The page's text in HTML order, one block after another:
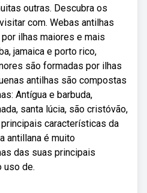
outras. Descubra os
com. Webas antilhas
ilhas maiores e mais
jamaica e porto rico,
são formadas por ilhas
antilhas são compostas
Antígua e barbuda,
santa lúcia, são cristóvão,
características da
antillana é muito
das suas principais
uso de.